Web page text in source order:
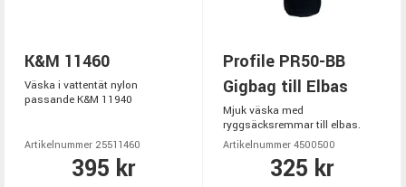
K&M 11460
Väska i vattentät nylon
passande K&M 11940
Artikelnummer 25511460
395 kr
Profile PR50-BB
Gigbag till Elbas
Mjuk väska med
ryggsäcksremmar till elbas.
Artikelnummer 4500500
325 kr